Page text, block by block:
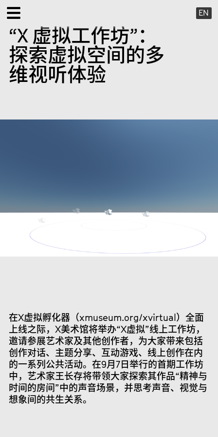
EN
展览
公共项目
X 虚拟
关于我们
“X 虚拟工作坊”：
探索虚拟空间的多
维视听体验
在X虚拟孵化器（xmuseum.org/xvirtual）全面
上线之际，X美术馆将举办“X虚拟”线上工作坊，
邀请参展艺术家及其他创作者，为大家带来包括
创作对话、主题分享、互动游戏、线上创作在内
的一系列公共活动。在9月7日举行的首期工作坊
中，艺术家王长存将带领大家探索其作品“精神与
时间的房间”中的声音场景，并思考声音、视觉与
想象间的共生关系。